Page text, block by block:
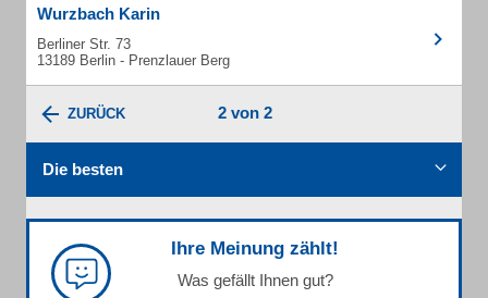
Wurzbach Karin
Berliner Str. 73
13189 Berlin - Prenzlauer Berg
ZURÜCK 2 von 2
Die besten
Ihre Meinung zählt!
Was gefällt Ihnen gut?